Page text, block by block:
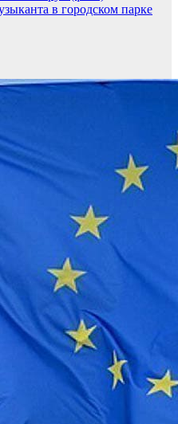
в городском парке